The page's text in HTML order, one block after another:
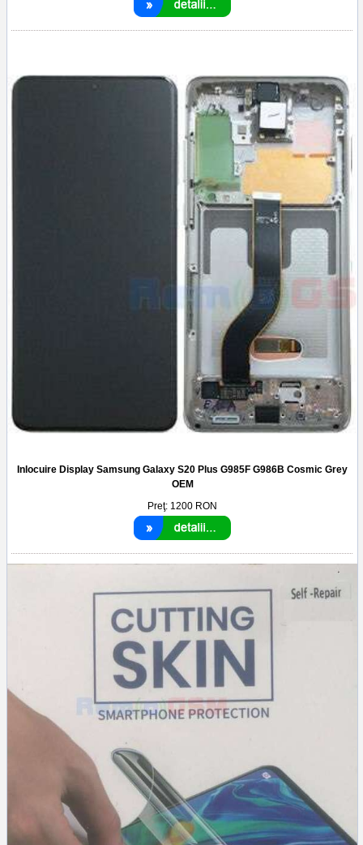
Inlocuire Display Samsung Galaxy S20 Plus G985F G986B Cosmic Grey
OEM
Preţ: 1200 RON